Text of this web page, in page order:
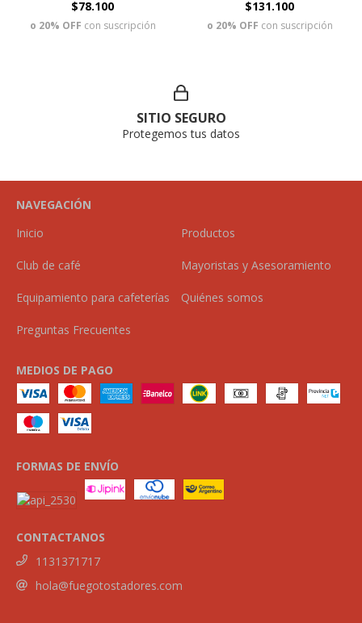
$78.100
o 20% OFF con suscripción
$131.100
o 20% OFF con suscripción
SITIO SEGURO
Protegemos tus datos
NAVEGACIÓN
Inicio
Productos
Club de café Mayoristas y Asesoramiento
Equipamiento para cafeterías Quiénes somos
Preguntas Frecuentes
MEDIOS DE PAGO
FORMAS DE ENVÍO
CONTACTANOS
1131371717
hola@fuegotostadores.com